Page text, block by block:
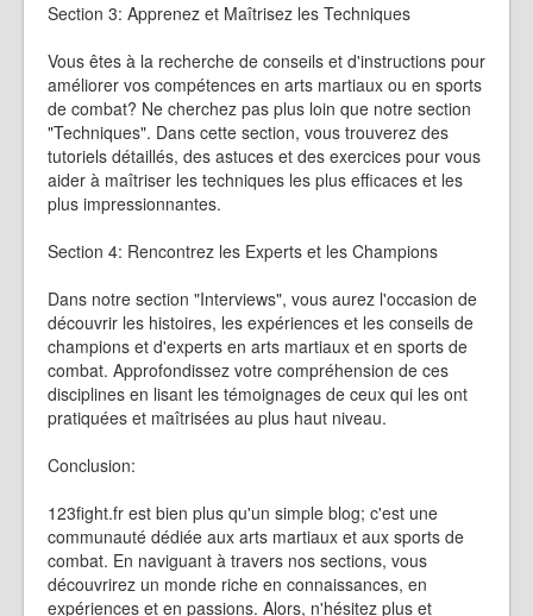
Section 3: Apprenez et Maîtrisez les Techniques
Vous êtes à la recherche de conseils et d'instructions pour
améliorer vos compétences en arts martiaux ou en sports
de combat? Ne cherchez pas plus loin que notre section
"Techniques". Dans cette section, vous trouverez des
tutoriels détaillés, des astuces et des exercices pour vous
aider à maîtriser les techniques les plus efficaces et les
plus impressionnantes.
Section 4: Rencontrez les Experts et les Champions
Dans notre section "Interviews", vous aurez l'occasion de
découvrir les histoires, les expériences et les conseils de
champions et d'experts en arts martiaux et en sports de
combat. Approfondissez votre compréhension de ces
disciplines en lisant les témoignages de ceux qui les ont
pratiquées et maîtrisées au plus haut niveau.
Conclusion:
123fight.fr est bien plus qu'un simple blog; c'est une
communauté dédiée aux arts martiaux et aux sports de
combat. En naviguant à travers nos sections, vous
découvrirez un monde riche en connaissances, en
expériences et en passions. Alors, n'hésitez plus et